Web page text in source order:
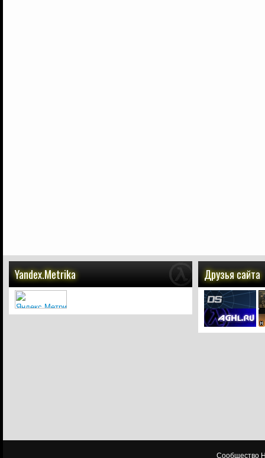
Yandex.Metrika Друзья сайта
Сообщество